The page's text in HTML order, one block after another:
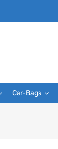
Car-Bags